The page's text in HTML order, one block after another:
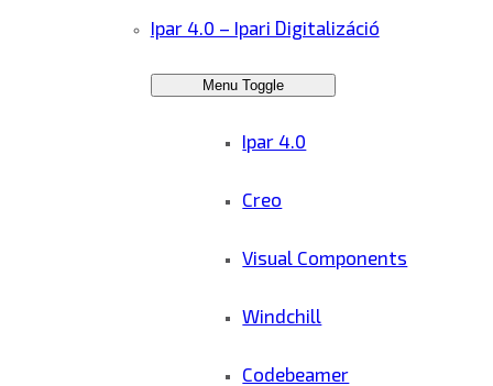
Ipar 4.0 – Ipari Digitalizáció
Menu Toggle
Ipar 4.0
Creo
Visual Components
Windchill
Codebeamer